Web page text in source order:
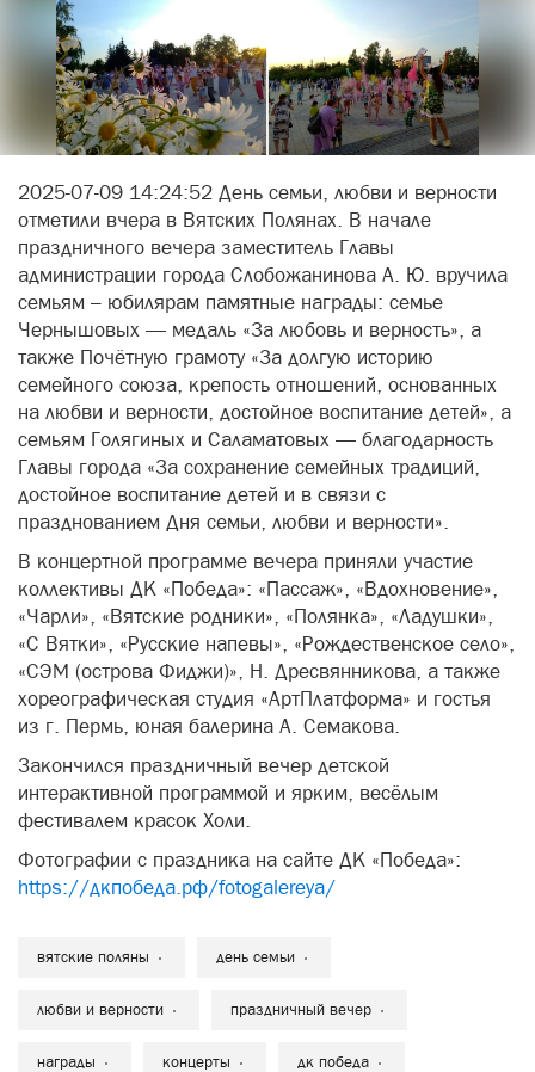
2025-07-09 14:24:52 День семьи, любви и верности
отметили вчера в Вятских Полянах. В начале
праздничного вечера заместитель Главы
администрации города Слобожанинова А. Ю. вручила
семьям – юбилярам памятные награды: семье
Чернышовых — медаль «За любовь и верность», а
также Почётную грамоту «За долгую историю
семейного союза, крепость отношений, основанных
на любви и верности, достойное воспитание детей», а
семьям Голягиных и Саламатовых — благодарность
Главы города «За сохранение семейных традиций,
достойное воспитание детей и в связи с
празднованием Дня семьи, любви и верности».
В концертной программе вечера приняли участие
коллективы ДК «Победа»: «Пассаж», «Вдохновение»,
«Чарли», «Вятские родники», «Полянка», «Ладушки»,
«С Вятки», «Русские напевы», «Рождественское село»,
«СЭМ (острова Фиджи)», Н. Дресвянникова, а также
хореографическая студия «АртПлатформа» и гостья
из г. Пермь, юная балерина А. Семакова.
Закончился праздничный вечер детской
интерактивной программой и ярким, весёлым
фестивалем красок Холи.
Фотографии с праздника на сайте ДК «Победа»:
https://дкпобеда.рф/fotogalereya/
вятские поляны день семьи
любви и верности праздничный вечер
награды концерты дк победа